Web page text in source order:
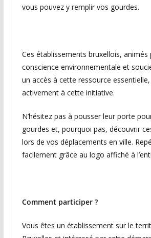
vous pouvez y remplir vos gourdes.
Ces établissements bruxellois, animés
conscience environnementale et
un accès à cette ressource
activement à cette initiative.
N’hésitez pas à pousser leur porte
gourdes et, pourquoi pas, découvrir
lors de vos déplacements en ville.
facilement grâce au logo affiché à
Comment participer ?
Vous êtes un établissement sur le